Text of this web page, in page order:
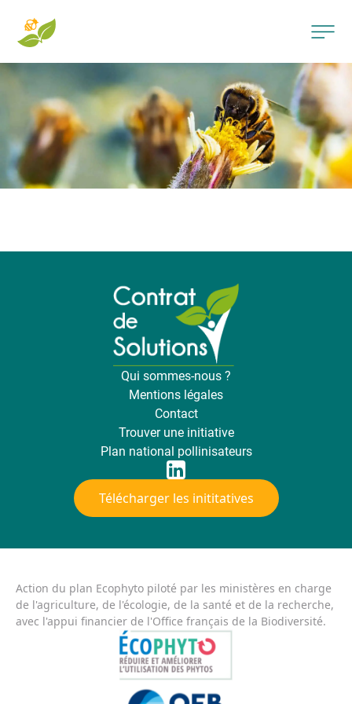
Qui sommes-nous ?
Mentions légales
Contact
Trouver une initiative
Plan national pollinisateurs
Télécharger les inititatives
Action du plan Ecophyto piloté par les ministères en charge
de l'agriculture, de l'écologie, de la santé et de la recherche,
avec l'appui financier de l'Office français de la Biodiversité.